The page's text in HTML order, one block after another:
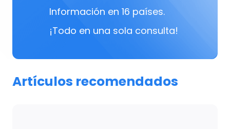
Información en 16 países.
¡Todo en una sola consulta!
Artículos recomendados